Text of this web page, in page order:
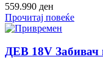
559.990 ден
Прочитај повеќе
ДЕВ 18V Забивач